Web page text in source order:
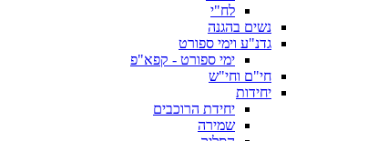
לח"י
נשים בהגנה
גדנ"ע וימי ספורט
ימי ספורט - קפא"פ
חי"ם וחי"ש
יחידות
יחידת הרוכבים
שמירה